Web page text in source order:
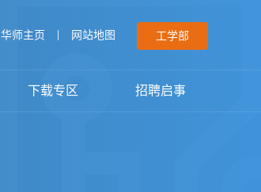
华师主页 网站地图 工学部
下载专区 招聘启事